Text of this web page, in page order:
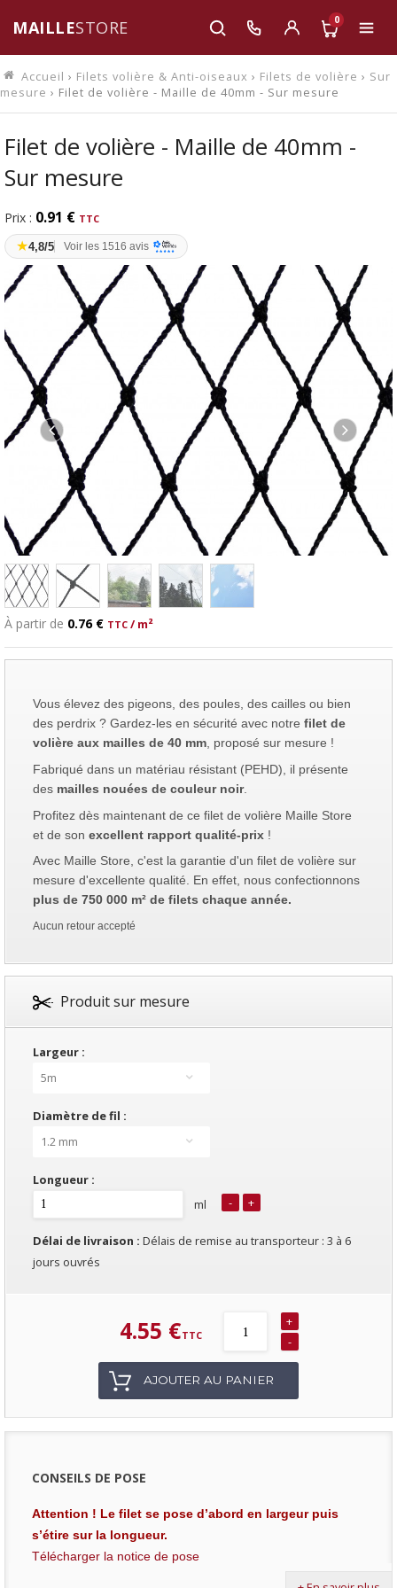
MAILLESTORE 0
Accueil › Filets volière & Anti-oiseaux › Filets de volière › Sur
mesure › Filet de volière - Maille de 40mm - Sur mesure
Filet de volière - Maille de 40mm -
Sur mesure
Prix : 0.91 €
★4,8/5 Voir les 1516 avis
À partir de 0.76 € / m²
Vous élevez des pigeons, des poules, des cailles ou bien
des perdrix ? Gardez-les en sécurité avec notre filet de
volière aux mailles de 40 mm, proposé sur mesure !
Fabriqué dans un matériau résistant (PEHD), il présente
des mailles nouées de couleur noir.
Profitez dès maintenant de ce filet de volière Maille Store
et de son excellent rapport qualité-prix !
Avec Maille Store, c'est la garantie d'un filet de volière sur
mesure d'excellente qualité. En effet, nous confectionnons
plus de 750 000 m² de filets chaque année.
Aucun retour accepté
Produit sur mesure
Largeur :
5m
Diamètre de fil :
1.2 mm
Longueur :
ml
- +
Délai de livraison : Délais de remise au transporteur : 3 à 6
jours ouvrés
4.55 €
+
-
AJOUTER AU PANIER
CONSEILS DE POSE
Attention ! Le filet se pose d’abord en largeur puis
s’étire sur la longueur.
Télécharger la notice de pose
Attention ! Le filet se pose d’abord en largeur puis s’étire
Télécharger la notice de pose
Ce filet anti-oiseaux se fixe facilement et simplement à l’aide de